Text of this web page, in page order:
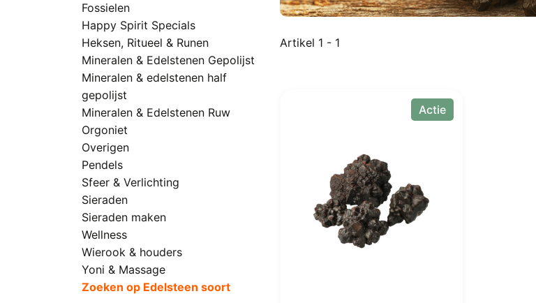
Fossielen
Happy Spirit Specials
Heksen, Ritueel & Runen
Mineralen & Edelstenen Gepolijst
Mineralen & edelstenen half
gepolijst
Mineralen & Edelstenen Ruw
Orgoniet
Overigen
Pendels
Sfeer & Verlichting
Sieraden
Sieraden maken
Wellness
Wierook & houders
Yoni & Massage
Zoeken op Edelsteen soort
Artikel 1 - 1
Actie